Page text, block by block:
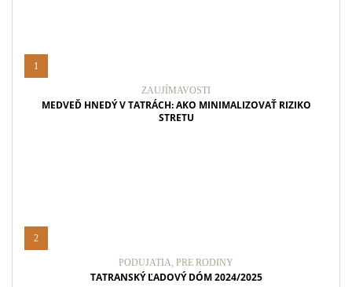
1
ZAUJÍMAVOSTI
MEDVEĎ HNEDÝ V TATRÁCH: AKO MINIMALIZOVAŤ RIZIKO
STRETU
2
PODUJATIA, PRE RODINY
TATRANSKÝ ĽADOVÝ DÓM 2024/2025